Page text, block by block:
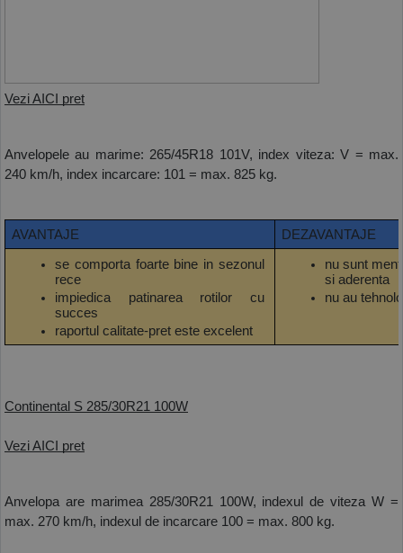
Vezi AICI pret
Anvelopele au marime: 265/45R18 101V, index viteza: V = max.
240 km/h, index incarcare: 101 = max. 825 kg.
AVANTAJE DEZAVANTAJE
se comporta foarte bine in sezonul
rece
impiedica patinarea rotilor cu
succes
raportul calitate-pret este excelent
nu sunt
si aderenta
nu au
Continental S 285/30R21 100W
Vezi AICI pret
Anvelopa are marimea 285/30R21 100W, indexul de viteza W =
max. 270 km/h, indexul de incarcare 100 = max. 800 kg.